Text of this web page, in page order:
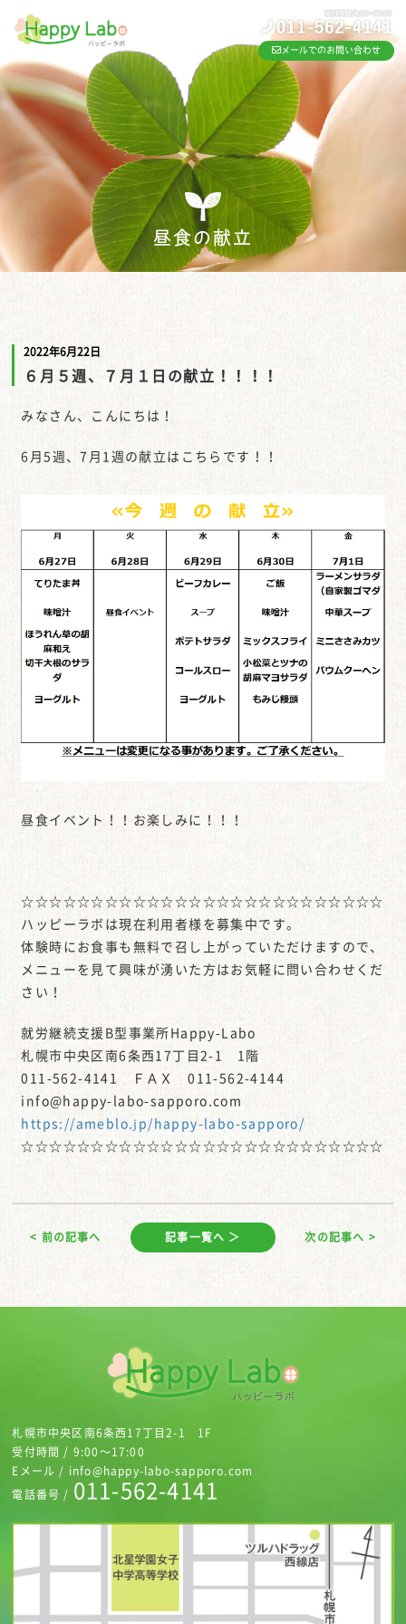
メールでのお問い合わせ
昼食の献立
2022年6月22日
６月５週、７月１日の献立！！！！
みなさん、こんにちは！
6月5週、7月1週の献立はこちらです！！
昼食イベント！！お楽しみに！！！
☆☆☆☆☆☆☆☆☆☆☆☆☆☆☆☆☆☆☆☆☆☆☆☆☆☆
ハッピーラボは現在利用者様を募集中です。
体験時にお食事も無料で召し上がっていただけますので、
メニューを見て興味が湧いた方はお気軽に問い合わせくだ
さい！
就労継続支援B型事業所Happy-Labo
札幌市中央区南6条西17丁目2-1 1階
011-562-4141 ＦＡＸ 011-562-4144
info@happy-labo-sapporo.com
https://ameblo.jp/happy-labo-sapporo/
☆☆☆☆☆☆☆☆☆☆☆☆☆☆☆☆☆☆☆☆☆☆☆☆☆☆
< 前の記事へ 記事一覧へ ＞ 次の記事へ >
札幌市中央区南6条西17丁目2-1 1F
受付時間 / 9:00～17:00
Eメール / info@happy-labo-sapporo.com
電話番号 / 011-562-4141